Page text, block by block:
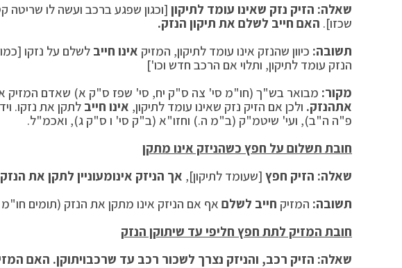
שאלה: הזיק נזק שאינו עומד לתיקון [וכגון שפגע ברכב ועשה לו
שכזו]. האם חייב לשלם את תיקון הנזק.
תשובה: כיוון שהנזק אינו עומד לתיקון, המזיק אינו חייב לשלם על נזקו
הנזק עומד לתיקון, ותלוי אם הרכב חדש וכו']
מקור: מבואר בש"ך (חו"מ סי' צה ס"ק יח, סי' שפז ס"ק א) שאדם המזיק
אתהנזק. ולכן אם הזיק נזק שאינו עומד לתיקון, אינו חייב לתקן את נזקו.
פ"ה ה"ב), ועי' שיטמ"ק (ב"מ ה.) וחזו"א (ב"ק סי' ו ס"ק ג), ואכמ"ל.
חובת תשלום על חפץ כשהניזק אינו מתקן
שאלה: הזיק חפץ [שעומד לתיקון], אך הניזק אינומעוניין לתקן את
תשובה: המזיק חייב לשלם אף אם הניזק אינו מתקן את הנזק (תומים
חובת המזיק לתת חפץ חליפי עד שיתוקן הנזק
שאלה: הזיק רכב, והניזק נצרך לשכור רכב עד שרכבויתוקן. האם